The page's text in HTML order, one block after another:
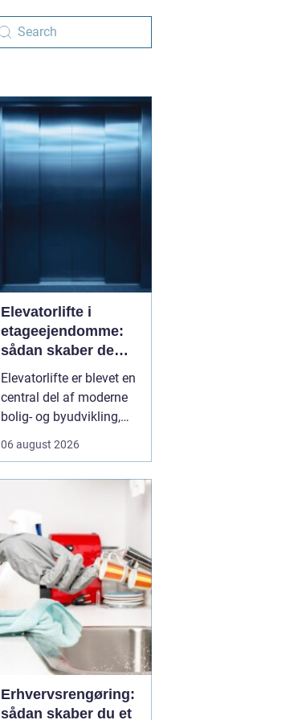
Elevatorlifte i
etageejendomme:
sådan skaber de
tilgængelighed og
værdi
Elevatorlifte er blevet en
central del af moderne
bolig- og byudvikling,
etageejendomme, hvor
ejerforening ønsker
bedre tilgængelighed,
handler det ...
06 august 2026
Erhvervsrengøring:
sådan skaber du et